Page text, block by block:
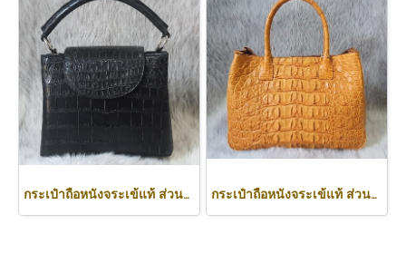
กระเป๋าถือหนังจระเข้แท้ ส่วนท้อง สีดำ รหัส CRW0219H-BL กระเป๋าถือหนังจระเข้แท้ ส่วนหลัง สีน้ำตาลอ่อน (สีแทน) รหัสCODE: CRW0218H-02-BACK-TAN